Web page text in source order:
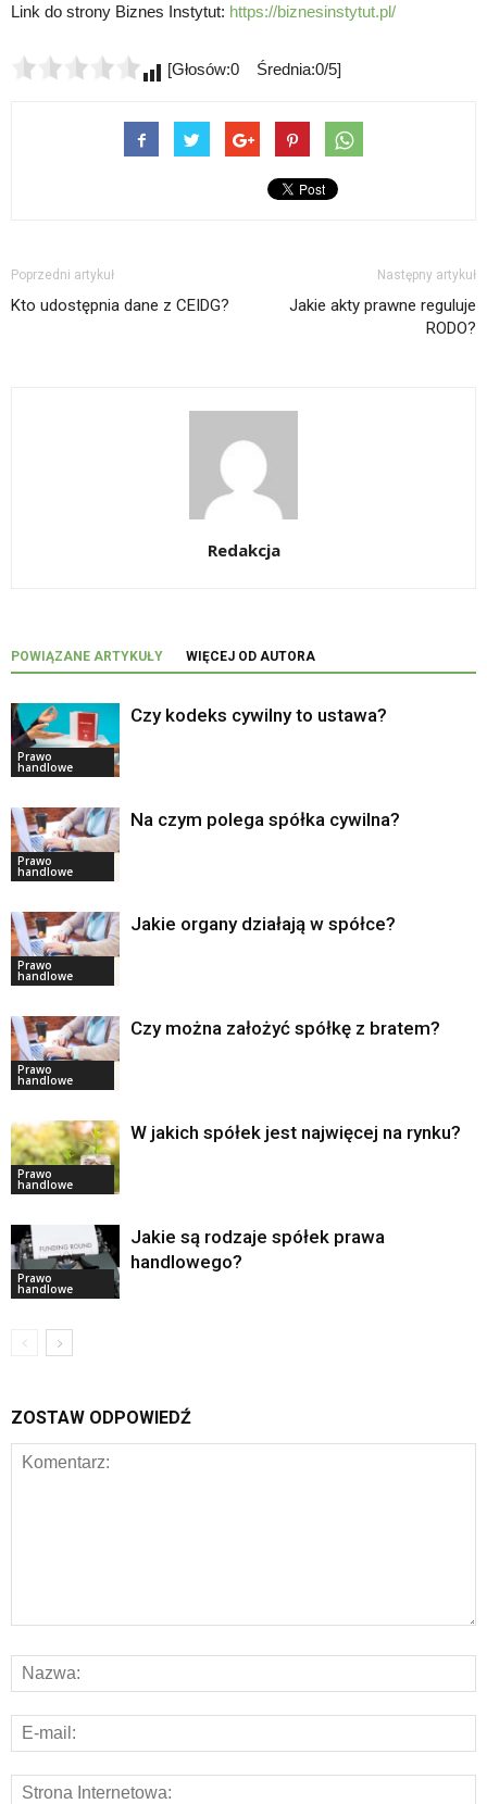
Link do strony Biznes Instytut: https://biznesinstytut.pl/
[Głosów:0 Średnia:0/5]
Poprzedni artykuł
Kto udostępnia dane z CEIDG?
Następny artykuł
Jakie akty prawne reguluje
RODO?
Redakcja
POWIĄZANE ARTYKUŁY WIĘCEJ OD AUTORA
Prawo
handlowe
Czy kodeks cywilny to ustawa?
Prawo
handlowe
Na czym polega spółka cywilna?
Prawo
handlowe
Jakie organy działają w spółce?
Prawo
handlowe
Czy można założyć spółkę z bratem?
Prawo
handlowe
W jakich spółek jest najwięcej na rynku?
Prawo
handlowe
Jakie są rodzaje spółek prawa
handlowego?
ZOSTAW ODPOWIEDŹ